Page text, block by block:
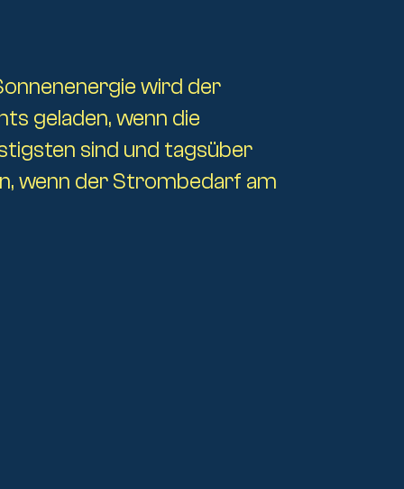
wird der
geladen, wenn die
sind und tagsüber
wenn der Strombedarf am